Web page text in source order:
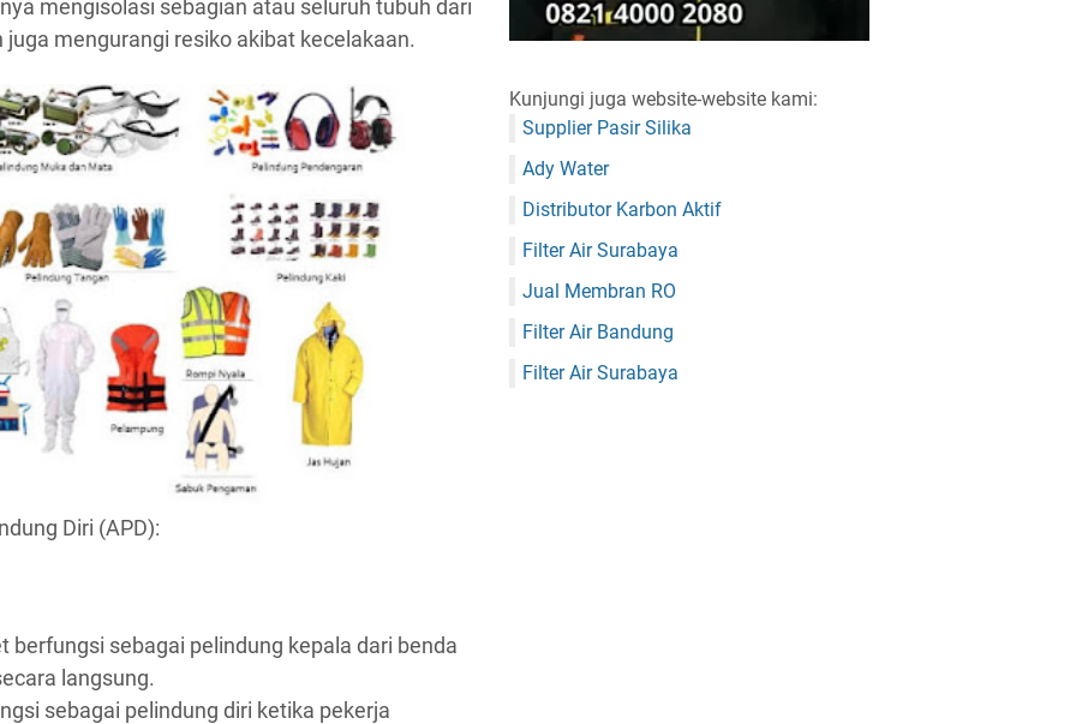
mengisolasi sebagian atau seluruh tubuh dari
mengurangi resiko akibat kecelakaan.
Diri (APD):
sebagai pelindung kepala dari benda
langsung.
sebagai pelindung diri ketika pekerja
Kunjungi juga website-website kami:
Supplier Pasir Silika
Ady Water
Distributor Karbon Aktif
Filter Air Surabaya
Jual Membran RO
Filter Air Bandung
Filter Air Surabaya